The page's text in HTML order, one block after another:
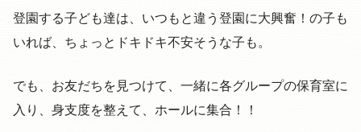
登園する子ども達は、いつもと違う登園に大興奮！の子も
いれば、ちょっとドキドキ不安そうな子も。
でも、お友だちを見つけて、一緒に各グループの保育室に
入り、身支度を整えて、ホールに集合！！